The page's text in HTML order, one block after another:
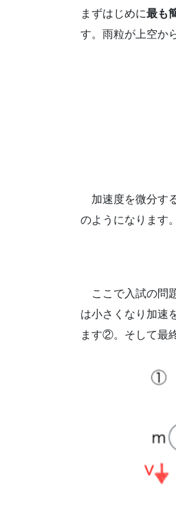
まずはじめに最も
す。雨粒が上空か
加速度を微分す
のようになります。
ここで入試の問
は小さくなり加速
ます②。そして最